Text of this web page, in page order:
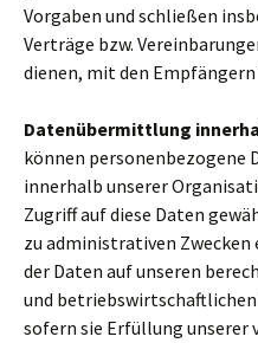
Vorgaben und schließen
Verträge bzw.
dienen, mit den
Datenübermittlung
können personenbezogene
innerhalb unserer
Zugriff auf diese Daten
zu administrativen
der Daten auf unseren
und
sofern sie Erfüllung unserer